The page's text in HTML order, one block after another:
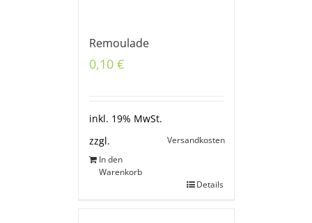
Remoulade
0,10 €
inkl. 19% MwSt.
zzgl.
Versandkosten
In den
Warenkorb
Details